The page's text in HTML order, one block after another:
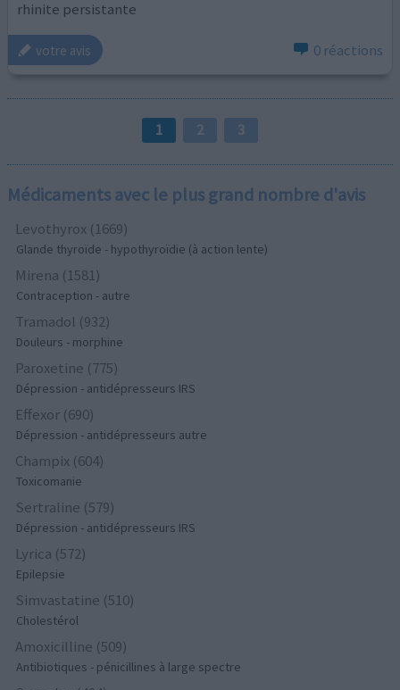
rhinite persistante
votre avis 0 réactions
1 2 3
Médicaments avec le plus grand nombre d'avis
Levothyrox (1669)
Glande thyroïde - hypothyroïdie (à action lente)
Mirena (1581)
Contraception - autre
Tramadol (932)
Douleurs - morphine
Paroxetine (775)
Dépression - antidépresseurs IRS
Effexor (690)
Dépression - antidépresseurs autre
Champix (604)
Toxicomanie
Sertraline (579)
Dépression - antidépresseurs IRS
Lyrica (572)
Epilepsie
Simvastatine (510)
Cholestérol
Amoxicilline (509)
Antibiotiques - pénicillines à large spectre